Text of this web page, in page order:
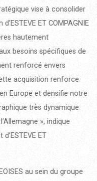
vise à consolider
ET COMPAGNIE
hautement
besoins spécifiques de
renforcé envers
acquisition renforce
Europe et densifie notre
très dynamique
», indique
ET
au sein du groupe